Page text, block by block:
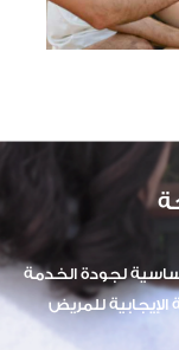
لجودة الخدمة
الإيجابية للمريض